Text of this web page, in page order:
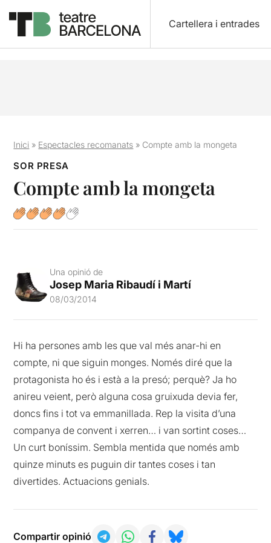
Cartellera i entrades
Inici » Espectacles recomanats » Compte amb la mongeta
SOR PRESA
Compte amb la mongeta
Una opinió de
Josep Maria Ribaudí i Martí
08/03/2014
Hi ha persones amb les que val més anar-hi en
compte, ni que siguin monges. Només diré que la
protagonista ho és i està a la presó; perquè? Ja ho
anireu veient, però alguna cosa gruixuda devia fer,
doncs fins i tot va emmanillada. Rep la visita d’una
companya de convent i xerren… i van sortint coses…
Un curt boníssim. Sembla mentida que només amb
quinze minuts es puguin dir tantes coses i tan
divertides. Actuacions genials.
Compartir opinió